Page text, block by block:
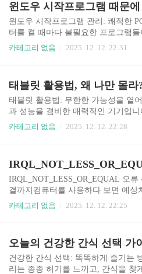
시작합니다!왜 옷장 정리가 중요할까
확보하는 것 이상의 의미를 지닙니
하는 시간을 줄여줍니다. 옷 관리: 옷
해충으로부터 보호합니다. 스타일
고, 새로운 스타일을 시도할 수 있습
윈도우 시작프로그램 관리: 쾌적한
터를 켤 때마다 불필요한 프로그램
도를 느리게 만들고, 시스템 자원을
법과 관련 정보, 그리고 발생할 수
하게 안내하는 가이드를 제공합니다.
시작프로그램은 컴퓨터를 부팅할 때
프로그램을 의미합니다. 편리함을
은 프로그램이 시작프로그램으로 등
카테고리 없음 2025. 12. 12. 22:31
태블릿 활용법: 무한한 가능성을 열
과 성능을 겸비한 매력적인 기기입
서핑을 넘어, 생산성 향상, 창의적인
릿 활용법태블릿은 이동 중에도 효
줍니다. 다음은 생산성을 높이는 데
다.문서 작업 및 편집 MS Office,
셀, 파워포인트 등 PC에서 사용하던
하게 이어갈 수 있습니다. 클라..
카테고리 없음 2025. 12. 12. 22:28
IRQL_NOT_LESS_OR_EQUAL 오
결까지컴퓨터를 사용하다 보면 예상
게 됩니다. 그중에서도
을 분석하여 효과적인 해결방법을
RQL_NOT_LESS_OR_EQUAL 오류
S_OR_EQUAL 오류는 Windows 운
카테고리 없음 2025. 12. 12. 22:25
건강한 간식 선택: 똑똑하게 즐기는
리는 종종 허기를 느끼고, 간식을 찾